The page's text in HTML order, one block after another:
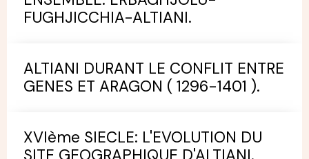
FUGHJICCHIA-ALTIANI.
ALTIANI DURANT LE CONFLIT ENTRE
GENES ET ARAGON ( 1296-1401 ).
XVIème SIECLE: L'EVOLUTION DU